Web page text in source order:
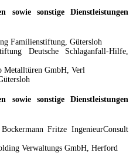
sowie sonstige Dienstleistungen
Familienstiftung, Gütersloh
Deutsche Schlaganfall-Hilfe,
Metalltüren GmbH, Verl
sowie sonstige Dienstleistungen
Fritze IngenieurConsult
Verwaltungs GmbH, Herford